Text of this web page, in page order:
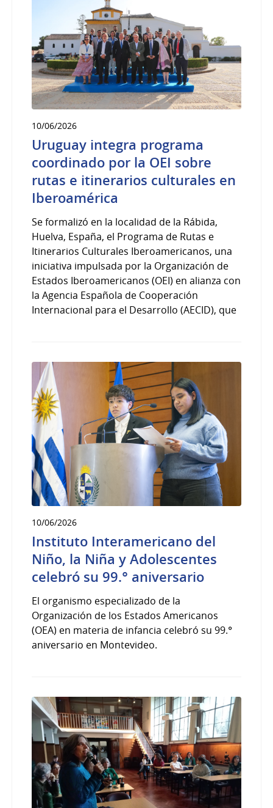
10/06/2026
Uruguay integra programa
coordinado por la OEI sobre
rutas e itinerarios culturales en
Iberoamérica
Se formalizó en la localidad de la Rábida,
Huelva, España, el Programa de Rutas e
Itinerarios Culturales Iberoamericanos, una
iniciativa impulsada por la Organización de
Estados Iberoamericanos (OEI) en alianza con
la Agencia Española de Cooperación
Internacional para el Desarrollo (AECID), que
10/06/2026
Instituto Interamericano del
Niño, la Niña y Adolescentes
celebró su 99.° aniversario
El organismo especializado de la
Organización de los Estados Americanos
(OEA) en materia de infancia celebró su 99.°
aniversario en Montevideo.